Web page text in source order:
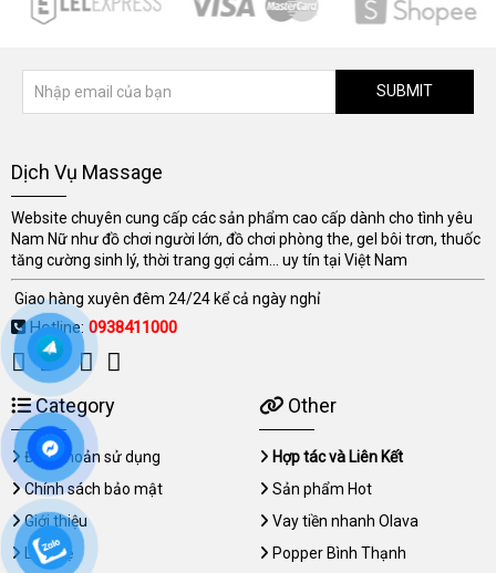
SUBMIT
Dịch Vụ Massage
Website chuyên cung cấp các sản phẩm cao cấp dành cho tình yêu
Nam Nữ như đồ chơi người lớn, đồ chơi phòng the, gel bôi trơn, thuốc
tăng cường sinh lý, thời trang gợi cảm... uy tín tại Việt Nam
Giao hàng xuyên đêm 24/24 kể cả ngày nghỉ
Hotline: 0938411000
Category
Điều khoản sử dụng
Chính sách bảo mật
Giới thiệu
Liên hệ
Other
Hợp tác và Liên Kết
Sản phẩm Hot
Vay tiền nhanh Olava
Popper Bình Thạnh